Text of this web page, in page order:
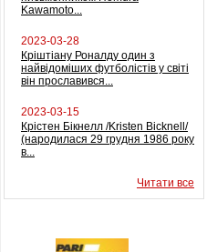
Kawamoto...
2023-03-28
Кріштіану Роналду один з
найвідоміших футболістів у світі
він прославився...
2023-03-15
Крістен Бікнелл /Kristen Bicknell/
(народилася 29 грудня 1986 року
в...
Читати все